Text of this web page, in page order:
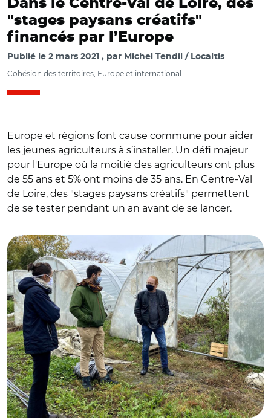
Dans le Centre-Val de Loire, des
"stages paysans créatifs"
financés par l’Europe
Publié le 2 mars 2021 par Michel Tendil / Localtis
Cohésion des territoires, Europe et international
Europe et régions font cause commune pour aider
les jeunes agriculteurs à s’installer. Un défi majeur
pour l'Europe où la moitié des agriculteurs ont plus
de 55 ans et 5% ont moins de 35 ans. En Centre-Val
de Loire, des "stages paysans créatifs" permettent
de se tester pendant un an avant de se lancer.
© @AESangers/espace test en maraîchage qui
accompagne des apprentis maraîchers dans des projets